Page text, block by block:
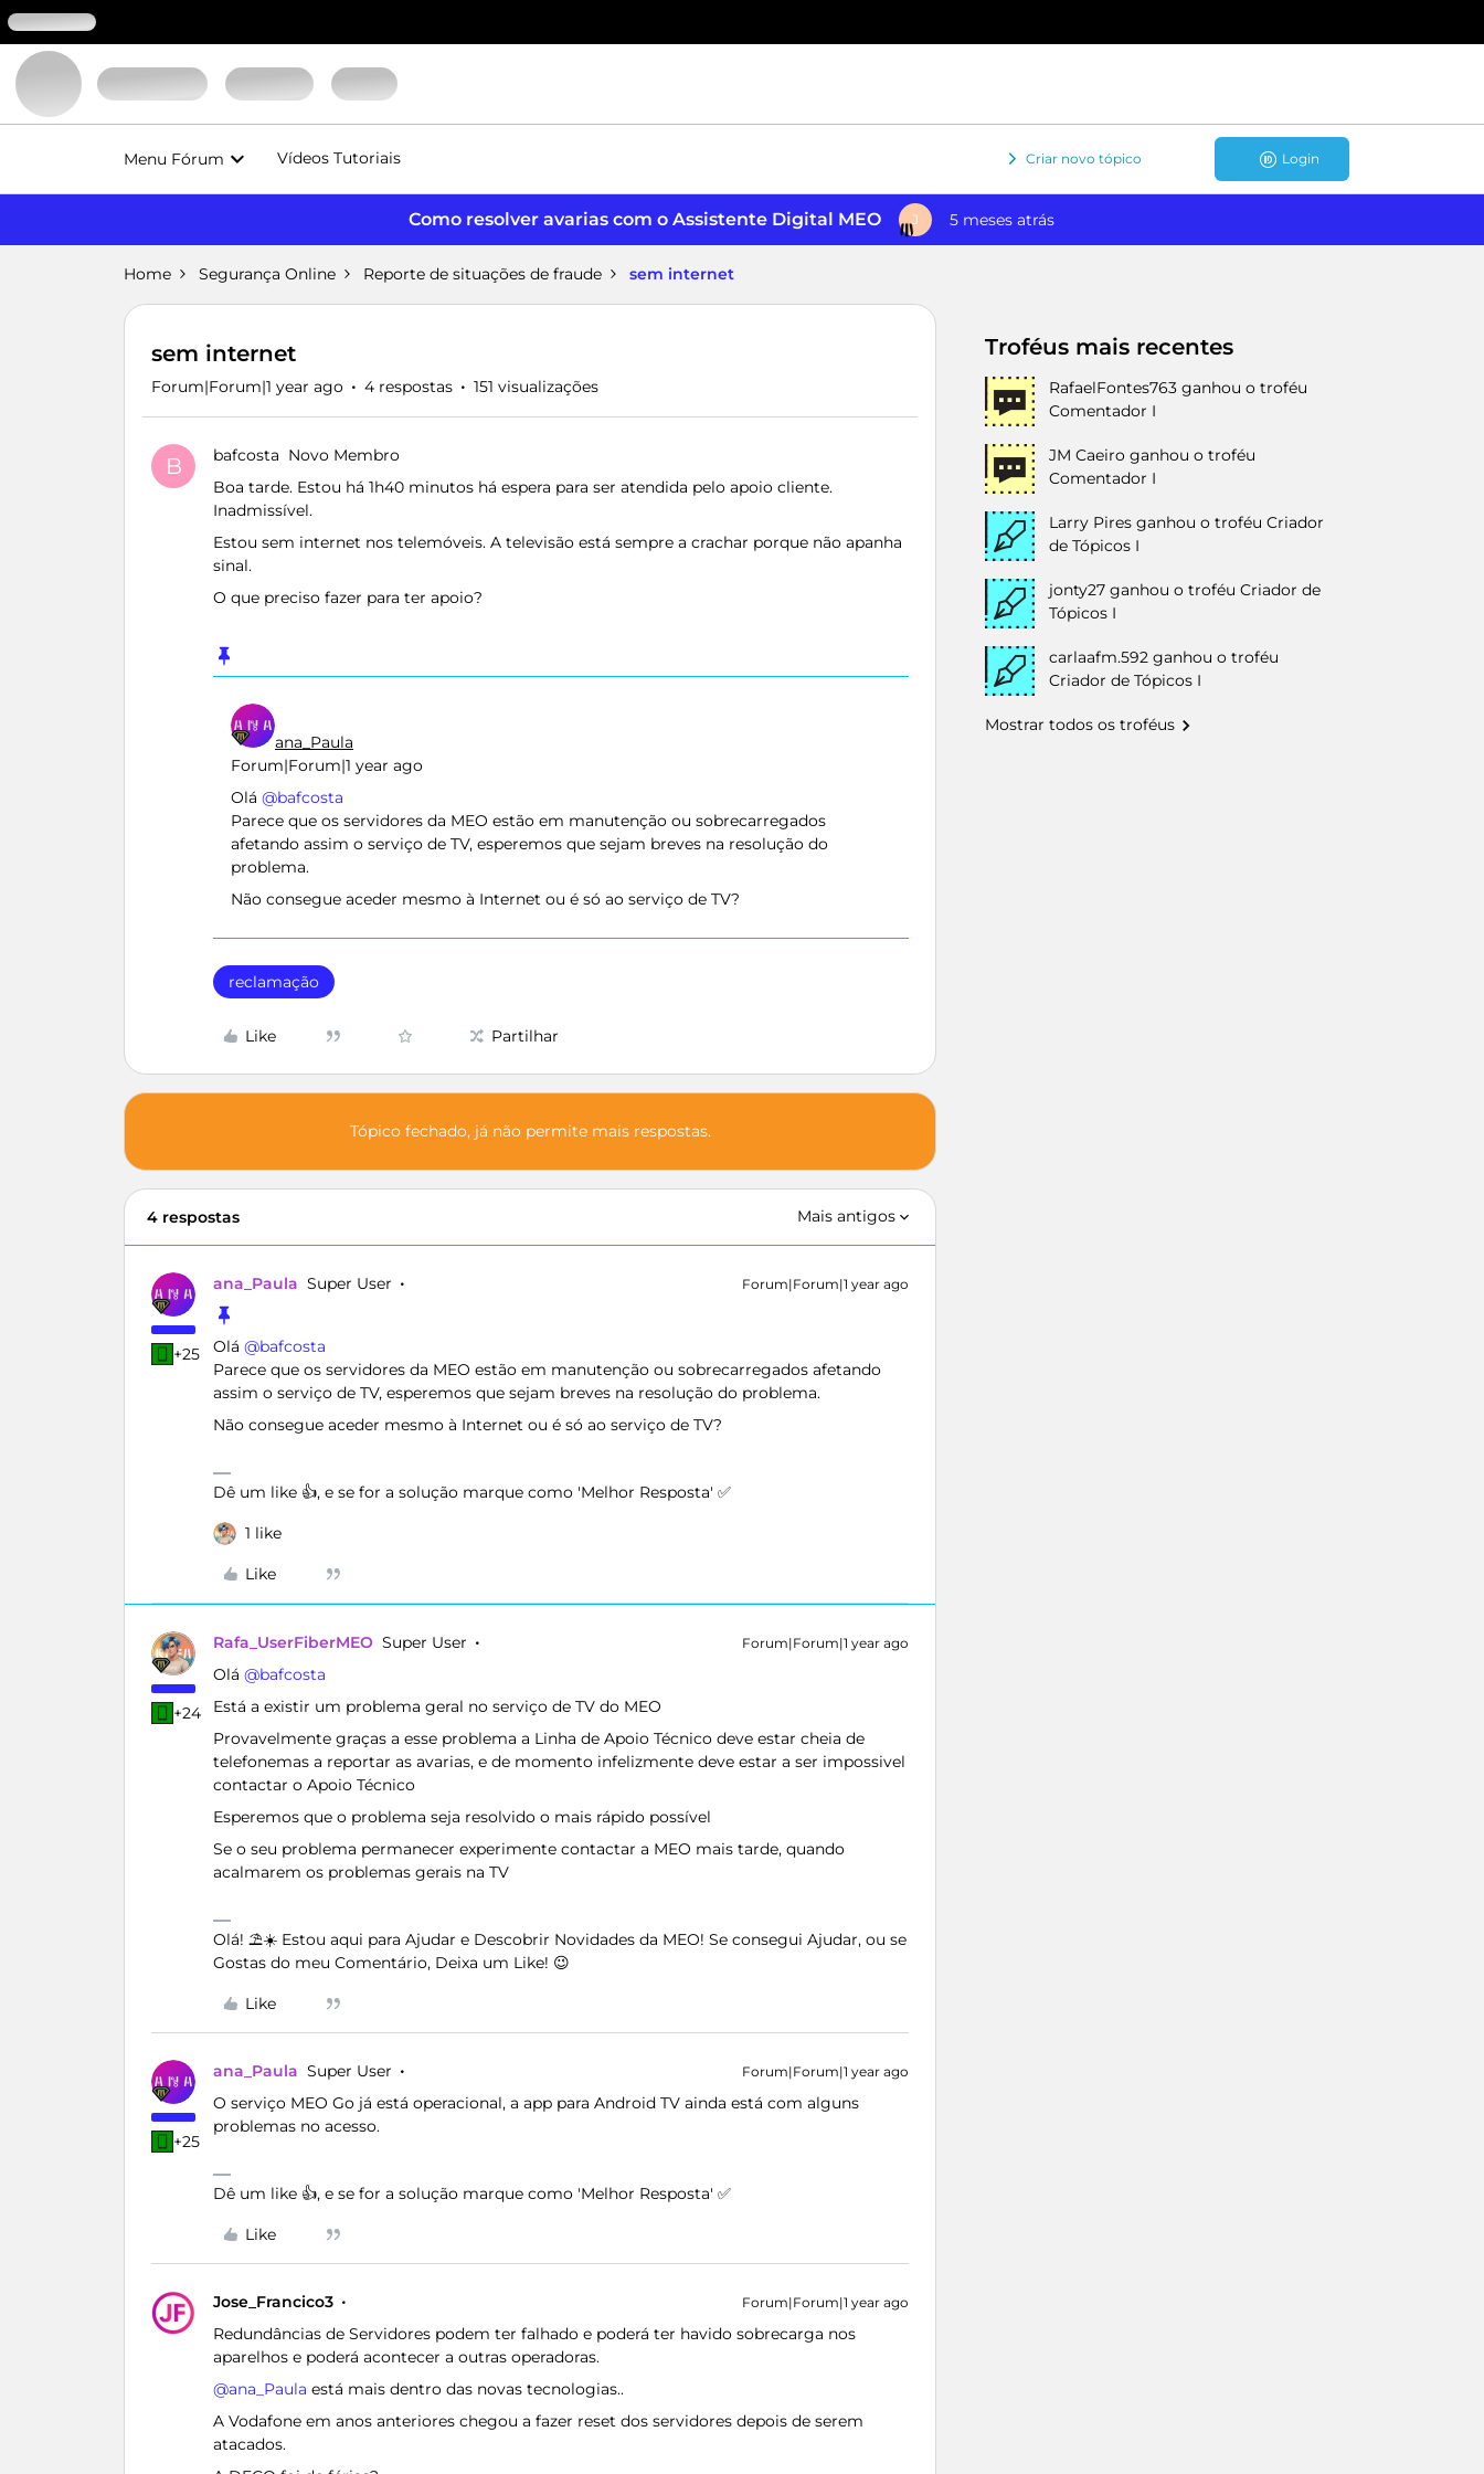
Menu Fórum Vídeos Tutoriais Criar novo tópico Login
Como resolver avarias com o Assistente Digital MEO J 5 meses atrás
Home Segurança Online Reporte de situações de fraude sem internet
sem internet
Forum|Forum|1 year ago 4 respostas 151 visualizações
B bafcosta Novo Membro
Boa tarde. Estou há 1h40 minutos há espera para ser atendida pelo apoio cliente.
Inadmissível.
Estou sem internet nos telemóveis. A televisão está sempre a crachar porque não apanha
sinal.
O que preciso fazer para ter apoio?
ana_Paula
Forum|Forum|1 year ago
Olá ​ @bafcosta
Parece que os servidores da MEO estão em manutenção ou sobrecarregados
afetando assim o serviço de TV, esperemos que sejam breves na resolução do
problema.
Não consegue aceder mesmo à Internet ou é só ao serviço de TV?
reclamação
Like Partilhar
Tópico fechado, já não permite mais respostas.
4 respostas Mais antigos
+25
ana_Paula Super User Forum|Forum|1 year ago
Olá ​ @bafcosta
Parece que os servidores da MEO estão em manutenção ou sobrecarregados afetando
assim o serviço de TV, esperemos que sejam breves na resolução do problema.
Não consegue aceder mesmo à Internet ou é só ao serviço de TV?
Dê um like 👍, e se for a solução marque como 'Melhor Resposta' ✅
1 like
Like
+24
Rafa_UserFiberMEO Super User Forum|Forum|1 year ago
Olá ​ @bafcosta
Está a existir um problema geral no serviço de TV do MEO
Provavelmente graças a esse problema a Linha de Apoio Técnico deve estar cheia de
telefonemas a reportar as avarias, e de momento infelizmente deve estar a ser impossivel
contactar o Apoio Técnico
Esperemos que o problema seja resolvido o mais rápido possível
Se o seu problema permanecer experimente contactar a MEO mais tarde, quando
acalmarem os problemas gerais na TV
Olá! ⛱️☀️ Estou aqui para Ajudar e Descobrir Novidades da MEO! Se consegui Ajudar, ou se
Gostas do meu Comentário, Deixa um Like! 😉
Like
+25
ana_Paula Super User Forum|Forum|1 year ago
O serviço MEO Go já está operacional, a app para Android TV ainda está com alguns
problemas no acesso.
Dê um like 👍, e se for a solução marque como 'Melhor Resposta' ✅
Like
Jose_Francico3 Forum|Forum|1 year ago
Redundâncias de Servidores podem ter falhado e poderá ter havido sobrecarga nos
aparelhos e poderá acontecer a outras operadoras.
@ana_Paula está mais dentro das novas tecnologias..
A Vodafone em anos anteriores chegou a fazer reset dos servidores depois de serem
atacados.
Troféus mais recentes
RafaelFontes763 ganhou o troféu
Comentador I
JM Caeiro ganhou o troféu
Comentador I
Larry Pires ganhou o troféu Criador
de Tópicos I
jonty27 ganhou o troféu Criador de
Tópicos I
carlaafm.592 ganhou o troféu
Criador de Tópicos I
Mostrar todos os troféus